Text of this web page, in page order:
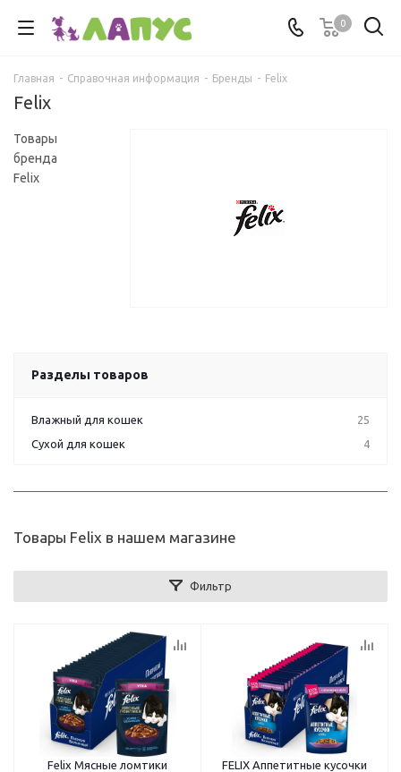
0
Главная - Справочная информация - Бренды - Felix
Felix
Товары
бренда
Felix
Разделы товаров
Влажный для кошек
25
Сухой для кошек
4
Товары Felix в нашем магазине
Фильтр
Felix Мясные ломтики
FELIX Аппетитные кусочки